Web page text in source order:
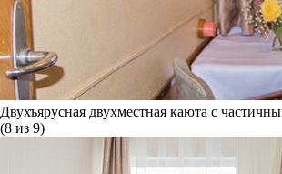
Двухъярусная двухместная каюта с
(8 из 9)